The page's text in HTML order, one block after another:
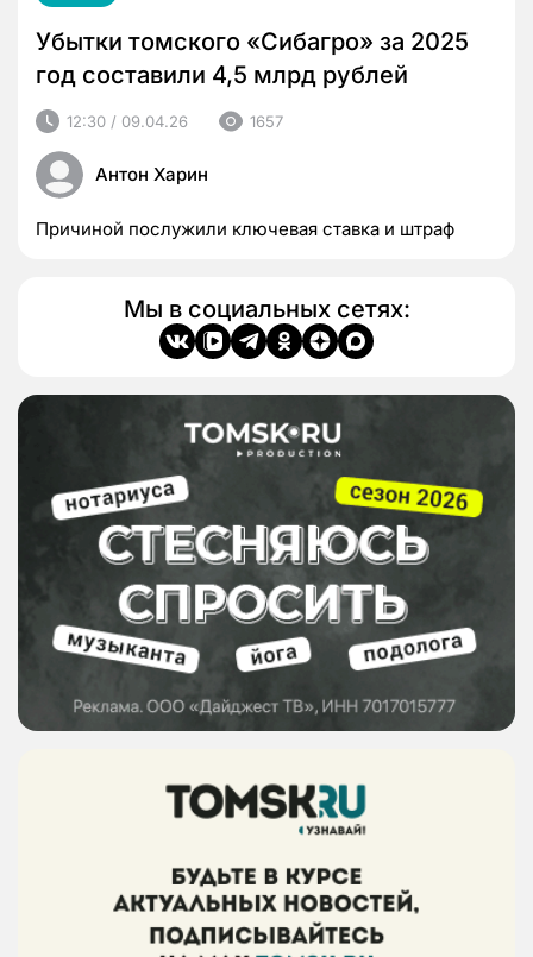
Убытки томского «Сибагро» за 2025
год составили 4,5 млрд рублей
12:30 / 09.04.26 1657
Антон Харин
Причиной послужили ключевая ставка и штраф
Мы в социальных сетях: